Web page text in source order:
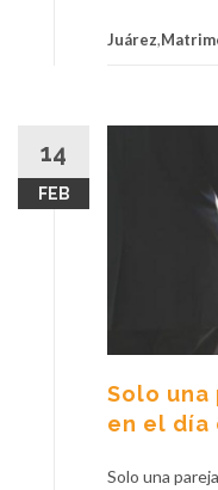
Juárez,
14
FEB
Solo una
en el día
Solo una